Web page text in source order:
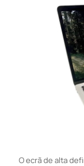
O ecrã de alta